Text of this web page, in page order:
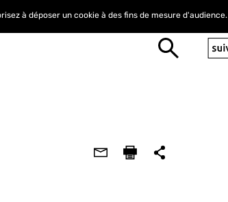
à déposer un cookie à des fins de mesure d'audience.